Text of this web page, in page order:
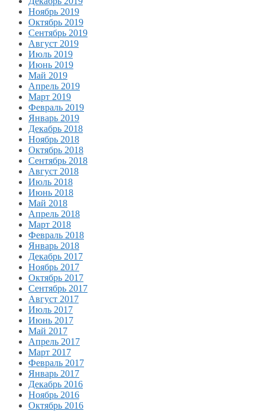
Ноябрь 2019
Октябрь 2019
Сентябрь 2019
Август 2019
Июль 2019
Июнь 2019
Май 2019
Апрель 2019
Март 2019
Февраль 2019
Январь 2019
Декабрь 2018
Ноябрь 2018
Октябрь 2018
Сентябрь 2018
Август 2018
Июль 2018
Июнь 2018
Май 2018
Апрель 2018
Март 2018
Февраль 2018
Январь 2018
Декабрь 2017
Ноябрь 2017
Октябрь 2017
Сентябрь 2017
Август 2017
Июль 2017
Июнь 2017
Май 2017
Апрель 2017
Март 2017
Февраль 2017
Январь 2017
Декабрь 2016
Ноябрь 2016
Октябрь 2016